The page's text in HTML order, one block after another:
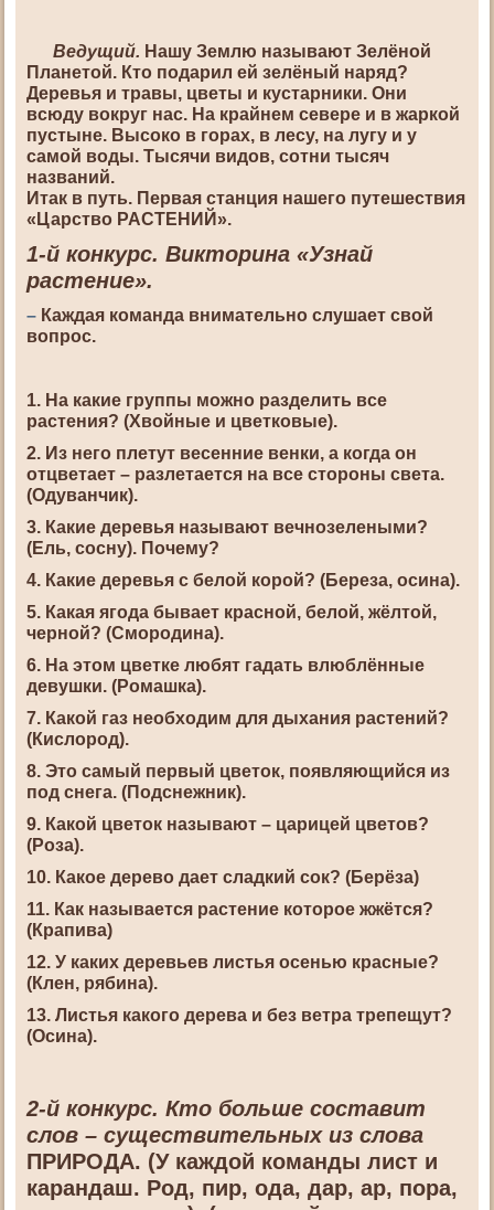
Ведущий. Нашу Землю называют Зелёной
Планетой. Кто подарил ей зелёный наряд?
Деревья и травы, цветы и кустарники. Они
всюду вокруг нас. На крайнем севере и в жаркой
пустыне. Высоко в горах, в лесу, на лугу и у
самой воды. Тысячи видов, сотни тысяч
названий.
Итак в путь. Первая станция нашего путешествия
«Царство РАСТЕНИЙ».
1-й конкурс. Викторина «Узнай
растение».
– Каждая команда внимательно слушает свой
вопрос.
1. На какие группы можно разделить все
растения? (Хвойные и цветковые).
2. Из него плетут весенние венки, а когда он
отцветает – разлетается на все стороны света.
(Одуванчик).
3. Какие деревья называют вечнозелеными?
(Ель, сосну). Почему?
4. Какие деревья с белой корой? (Береза, осина).
5. Какая ягода бывает красной, белой, жёлтой,
черной? (Смородина).
6. На этом цветке любят гадать влюблённые
девушки. (Ромашка).
7. Какой газ необходим для дыхания растений?
(Кислород).
8. Это самый первый цветок, появляющийся из
под снега. (Подснежник).
9. Какой цветок называют – царицей цветов?
(Роза).
10. Какое дерево дает сладкий сок? (Берёза)
11. Как называется растение которое жжётся?
(Крапива)
12. У каких деревьев листья осенью красные?
(Клен, рябина).
13. Листья какого дерева и без ветра трепещут?
(Осина).
2-й конкурс. Кто больше составит
слов – существительных из слова
ПРИРОДА. (У каждой команды лист и
карандаш. Род, пир, ода, дар, ар, пора,